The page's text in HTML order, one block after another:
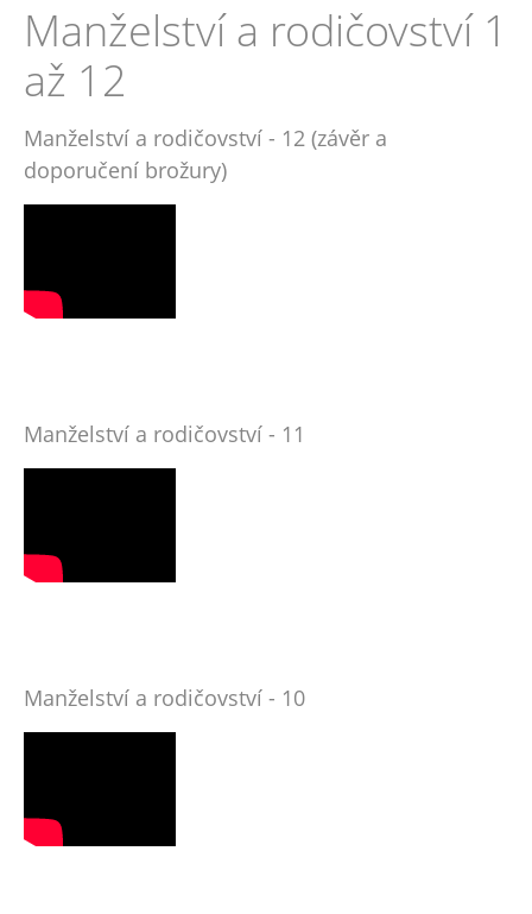
Manželství a rodičovství 1
až 12
Manželství a rodičovství - 12 (závěr a
doporučení brožury)
Manželství a rodičovství - 11
Manželství a rodičovství - 10